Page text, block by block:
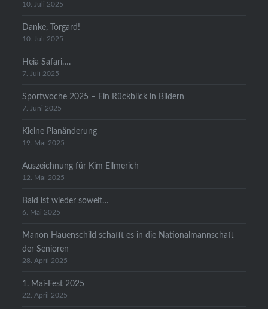
10. Juli 2025
Danke, Torgard!
10. Juli 2025
Heia Safari….
7. Juli 2025
Sportwoche 2025 – Ein Rückblick in Bildern
7. Juni 2025
Kleine Planänderung
19. Mai 2025
Auszeichnung für Kim Ellmerich
12. Mai 2025
Bald ist wieder soweit…
6. Mai 2025
Manon Hauenschild schafft es in die Nationalmannschaft
der Senioren
28. April 2025
1. Mai-Fest 2025
22. April 2025